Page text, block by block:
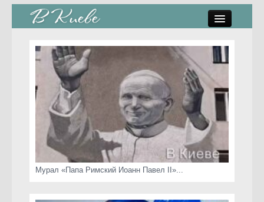
стрит-арт
коты Киева
скамейки
часы Киева
Мурал «Папа Римский Иоанн Павел II»...